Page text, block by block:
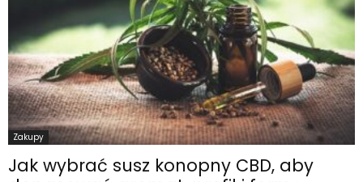
Zakupy
Jak wybrać susz konopny CBD, aby